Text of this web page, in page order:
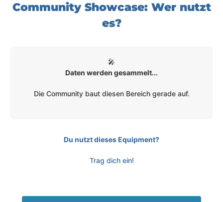
Community Showcase: Wer nutzt
es?
🎤
Daten werden gesammelt...
Die Community baut diesen Bereich gerade auf.
Du nutzt dieses Equipment?
Trag dich ein!